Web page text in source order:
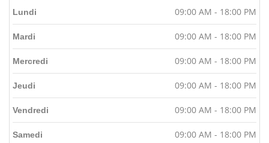
Lundi 09:00 AM - 18:00 PM
Mardi 09:00 AM - 18:00 PM
Mercredi 09:00 AM - 18:00 PM
Jeudi 09:00 AM - 18:00 PM
Vendredi 09:00 AM - 18:00 PM
Samedi 09:00 AM - 18:00 PM